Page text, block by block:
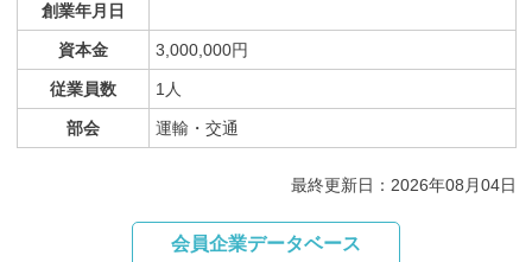
創業年月日
資本金 3,000,000円
従業員数 1人
部会 運輸・交通
最終更新日：2026年08月04日
会員企業データベース